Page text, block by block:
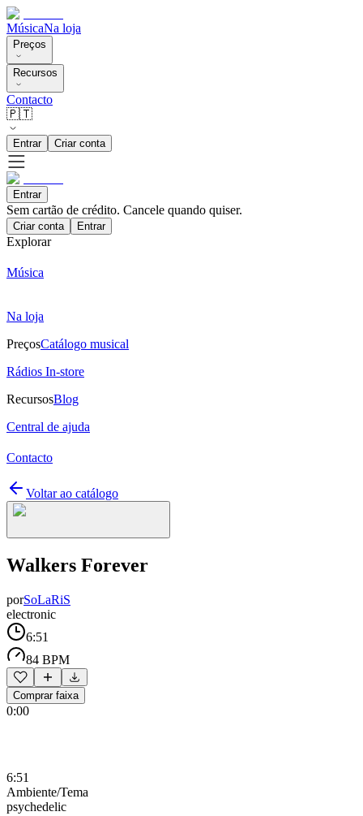
MúsicaNa loja
Preços
Recursos
Contacto
🇵🇹
Entrar Criar conta
Entrar
Sem cartão de crédito. Cancele quando quiser.
Criar conta Entrar
Explorar
Música
Na loja
PreçosCatálogo musical
Rádios In-store
RecursosBlog
Central de ajuda
Contacto
Voltar ao catálogo
Walkers Forever
porSoLaRiS
electronic
6:51
84 BPM
Comprar faixa
0:00
6:51
Ambiente/Tema
psychedelic